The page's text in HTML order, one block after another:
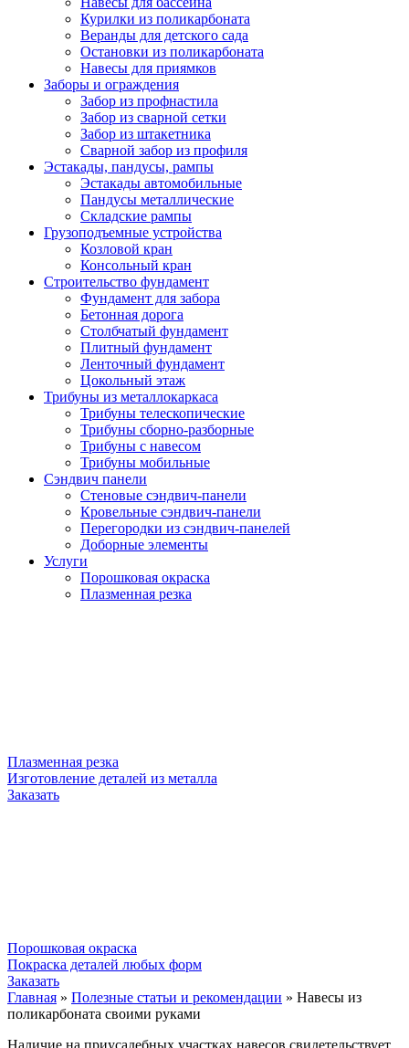
Курилки из поликарбоната
Веранды для детского сада
Остановки из поликарбоната
Навесы для приямков
Заборы и ограждения
Забор из профнастила
Забор из сварной сетки
Забор из штакетника
Сварной забор из профиля
Эстакады, пандусы, рампы
Эстакады автомобильные
Пандусы металлические
Складские рампы
Грузоподъемные устройства
Козловой кран
Консольный кран
Строительство фундамент
Фундамент для забора
Бетонная дорога
Столбчатый фундамент
Плитный фундамент
Ленточный фундамент
Цокольный этаж
Трибуны из металлокаркаса
Трибуны телескопические
Трибуны сборно-разборные
Трибуны с навесом
Трибуны мобильные
Сэндвич панели
Стеновые сэндвич-панели
Кровельные сэндвич-панели
Перегородки из сэндвич-панелей
Доборные элементы
Услуги
Порошковая окраска
Плазменная резка
Плазменная резка
Изготовление деталей из металла
Заказать
Порошковая окраска
Покраска деталей любых форм
Заказать
Главная » Полезные статьи и рекомендации » Навесы из
поликарбоната своими руками
Наличие на приусадебных участках навесов свидетельствует